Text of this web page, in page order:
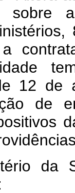
sobre
12 de
de
da